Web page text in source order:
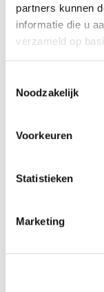
partners kunnen
informatie die u
verzameld op
Noodzakelijk
Voorkeuren
Statistieken
Marketing
SEYTEC
info@seytec.nl
WAT